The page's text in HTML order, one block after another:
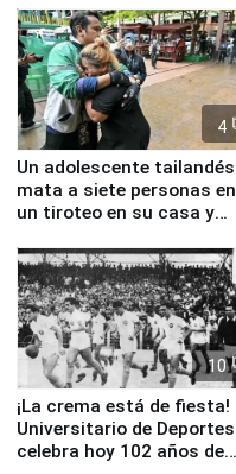
4
Un adolescente tailandés
mata a siete personas en
un tiroteo en su casa y
10
¡La crema está de fiesta!
Universitario de Deportes
celebra hoy 102 años de